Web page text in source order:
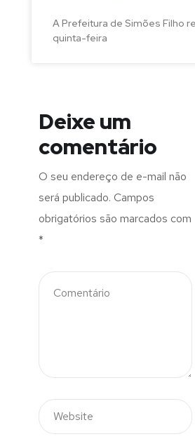
A Prefeitura de Simões Filho
quinta-feira
Deixe um
comentário
O seu endereço de e-mail não
será publicado. Campos
obrigatórios são marcados com
*